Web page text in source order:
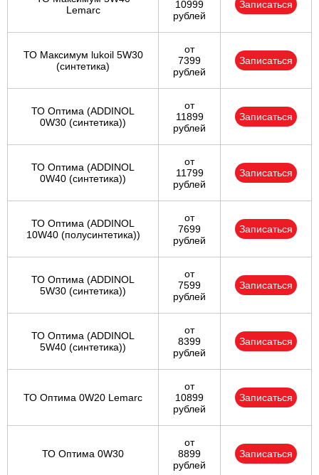
Lemarc
10999
рублей
Записаться
ТО Максимум lukoil 5W30
(синтетика)
от
7399
рублей
Записаться
ТО Оптима (ADDINOL
0W30 (синтетика))
от
11899
рублей
Записаться
ТО Оптима (ADDINOL
0W40 (синтетика))
от
11799
рублей
Записаться
ТО Оптима (ADDINOL
10W40 (полусинтетика))
от
7699
рублей
Записаться
ТО Оптима (ADDINOL
5W30 (синтетика))
от
7599
рублей
Записаться
ТО Оптима (ADDINOL
5W40 (синтетика))
от
8399
рублей
Записаться
ТО Оптима 0W20 Lemarc
от
10899
рублей
Записаться
ТО Оптима 0W30
от
8899
рублей
Записаться